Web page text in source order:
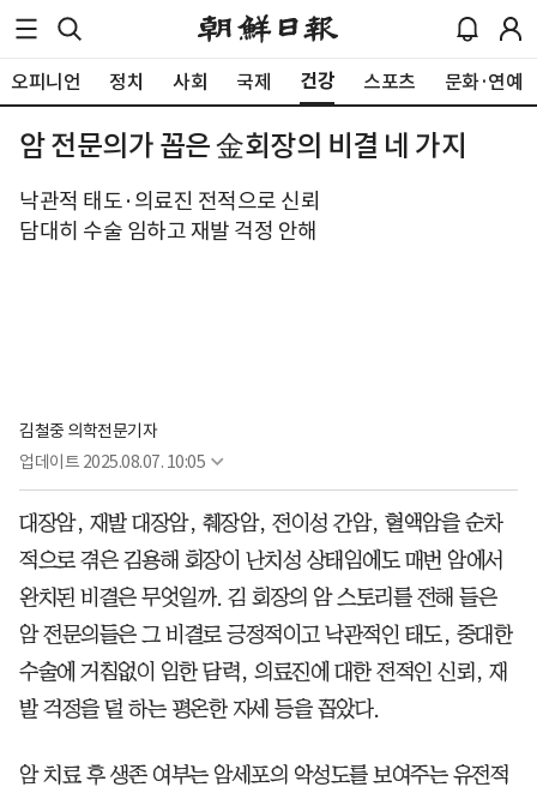
오피니언 정치 사회 국제 건강 스포츠 문화·연예
암 전문의가 꼽은 金회장의 비결 네 가지
낙관적 태도·의료진 전적으로 신뢰
담대히 수술 임하고 재발 걱정 안해
김철중 의학전문기자
업데이트 2025.08.07. 10:05
대장암, 재발 대장암, 췌장암, 전이성 간암, 혈액암을 순차
적으로 겪은 김용해 회장이 난치성 상태임에도 매번 암에서
완치된 비결은 무엇일까. 김 회장의 암 스토리를 전해 들은
암 전문의들은 그 비결로 긍정적이고 낙관적인 태도, 중대한
수술에 거침없이 임한 담력, 의료진에 대한 전적인 신뢰, 재
발 걱정을 덜 하는 평온한 자세 등을 꼽았다.
암 치료 후 생존 여부는 암세포의 악성도를 보여주는 유전적